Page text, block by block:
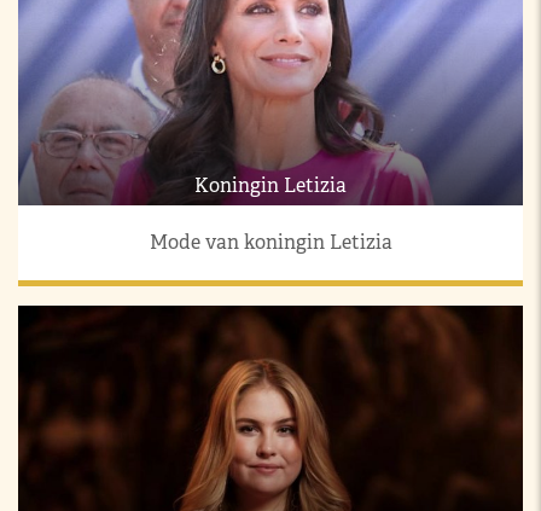
Koningin Letizia
Mode van koningin Letizia